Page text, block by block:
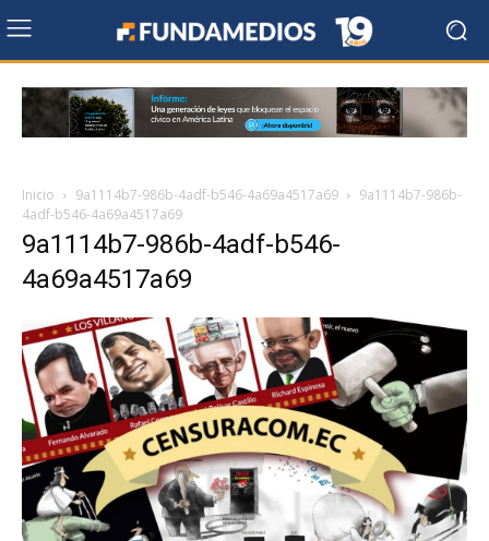
Inicio 9a1114b7-986b-4adf-b546-4a69a4517a69
9a1114b7-986b-
4adf-b546-4a69a4517a69
9a1114b7-986b-4adf-b546-
4a69a4517a69